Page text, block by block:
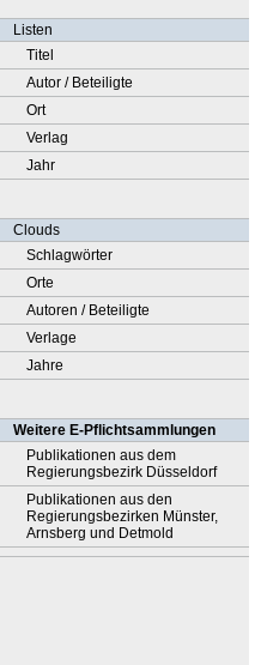
Listen
Titel
Autor / Beteiligte
Ort
Verlag
Jahr
Clouds
Schlagwörter
Orte
Autoren / Beteiligte
Verlage
Jahre
Weitere E-Pflichtsammlungen
Publikationen aus dem
Regierungsbezirk Düsseldorf
Publikationen aus den
Regierungsbezirken Münster,
Arnsberg und Detmold